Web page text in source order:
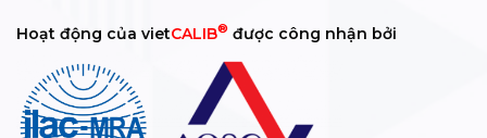
Hoạt động của vietCALIB® được công nhận bởi